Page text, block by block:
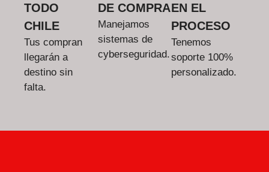
TODO
CHILE
Tus compran
llegarán a
destino sin
falta.
DE COMPRA
Manejamos
sistemas de
cyberseguridad.
EN EL
PROCESO
Tenemos
soporte 100%
personalizado.